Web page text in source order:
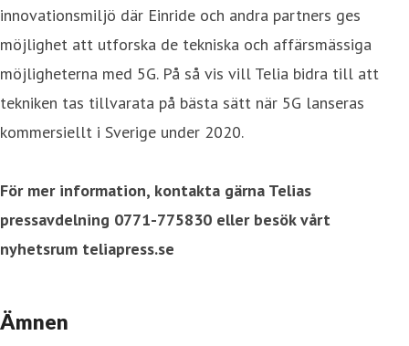
innovationsmiljö där Einride och andra partners ges
möjlighet att utforska de tekniska och affärsmässiga
möjligheterna med 5G. På så vis vill Telia bidra till att
tekniken tas tillvarata på bästa sätt när 5G lanseras
kommersiellt i Sverige under 2020.
För mer information, kontakta gärna Telias
pressavdelning 0771-775830 eller besök vårt
nyhetsrum teliapress.se
Ämnen